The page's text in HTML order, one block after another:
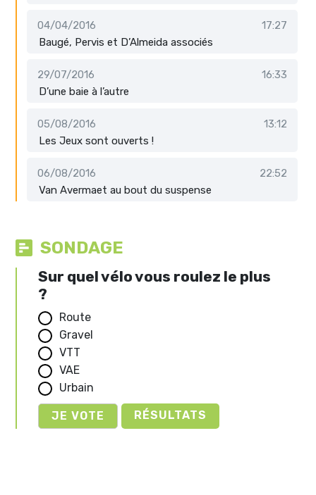
04/04/2016
17:27
Baugé, Pervis et D’Almeida associés
29/07/2016
16:33
D’une baie à l’autre
05/08/2016
13:12
Les Jeux sont ouverts !
06/08/2016
22:52
Van Avermaet au bout du suspense
SONDAGE
Sur quel vélo vous roulez le plus
?
Route
Gravel
VTT
VAE
Urbain
RÉSULTATS